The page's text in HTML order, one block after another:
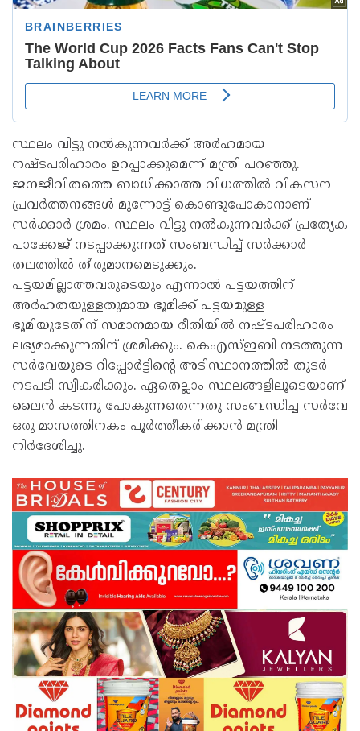
സ്ഥലം വിട്ടു നൽകുന്നവർക്ക് അർഹമായ
നഷ്ടപരിഹാരം ഉറപ്പാക്കുമെന്ന് മന്ത്രി പറഞ്ഞു.
ജനജീവിതത്തെ ബാധിക്കാത്ത വിധത്തിൽ വികസന
പ്രവർത്തനങ്ങൾ മുന്നോട്ട് കൊണ്ടുപോകാനാണ്
സർക്കാർ ശ്രമം. സ്ഥലം വിട്ടു നൽകുന്നവർക്ക് പ്രത്യേക
പാക്കേജ് നടപ്പാക്കുന്നത് സംബന്ധിച്ച് സർക്കാർ
തലത്തിൽ തീരുമാനമെടുക്കും.
പട്ടയമില്ലാത്തവരുടെയും എന്നാൽ പട്ടയത്തിന്
അർഹതയുള്ളതുമായ ഭൂമിക്ക് പട്ടയമുള്ള
ഭൂമിയുടേതിന് സമാനമായ രീതിയിൽ നഷ്ടപരിഹാരം
ലഭ്യമാക്കുന്നതിന് ശ്രമിക്കും. കെഎസ്ഇബി നടത്തുന്ന
സർവേയുടെ റിപ്പോർട്ടിന്റെ അടിസ്ഥാനത്തിൽ തുടർ
നടപടി സ്വീകരിക്കും. ഏതെല്ലാം സ്ഥലങ്ങളിലൂടെയാണ്
ലൈൻ കടന്നു പോകുന്നതെന്നതു സംബന്ധിച്ച സർവേ
ഒരു മാസത്തിനകം പൂർത്തീകരിക്കാൻ മന്ത്രി
നിർദേശിച്ചു.